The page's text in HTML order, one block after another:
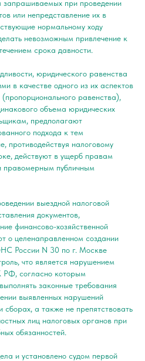
запрашиваемых при проведении
или непредставление их в
нормальному ходу
невозможным привлечение к
срока давности.
юридического равенства
в качестве одного из их аспектов
равенства),
объема юридических
предполагают
подхода к тем
противодействуя налоговому
действуют в ущерб правам
правомерным публичным
выездной налоговой
документов,
финансово-хозяйственной
о целенаправленном создании
России N 30 по г. Москве
что является нарушением
РФ, согласно которым
законные требования
выявленных нарушений
сборах, а также не препятствовать
лиц налоговых органов при
обязанностей.
и установлено судом первой